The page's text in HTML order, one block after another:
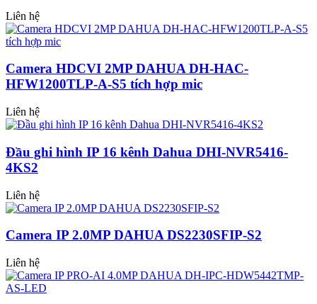
Liên hệ
Camera HDCVI 2MP DAHUA DH-HAC-
HFW1200TLP-A-S5 tích hợp mic
Liên hệ
Đầu ghi hình IP 16 kênh Dahua DHI-NVR5416-
4KS2
Liên hệ
Camera IP 2.0MP DAHUA DS2230SFIP-S2
Liên hệ